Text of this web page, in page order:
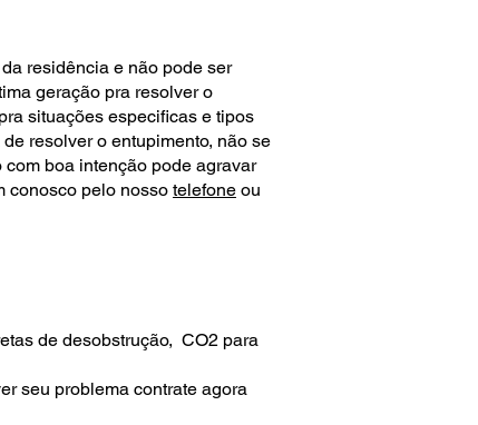
residência e não pode ser
geração pra resolver o
situações especificas e tipos
resolver o entupimento, não se
boa intenção pode agravar
conosco pelo nosso telefone ou
de desobstrução, CO2 para
seu problema contrate agora